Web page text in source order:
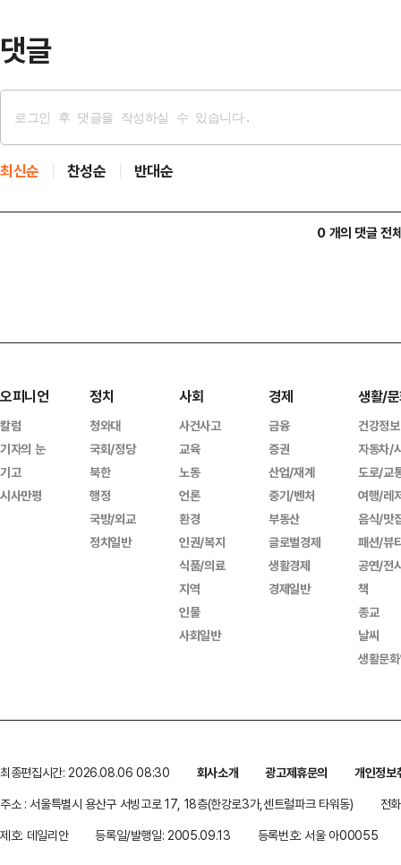
댓글
최신순 찬성순 반대순
0 개의 댓글 전
오피니언
칼럼
기자의 눈
기고
시사만평
정치
청와대
국회/정당
북한
행정
국방/외교
정치일반
사회
사건사고
교육
노동
언론
환경
인권/복지
식품/의료
지역
인물
사회일반
경제
금융
증권
산업/재계
중기/벤처
부동산
글로벌경제
생활경제
경제일반
생활/
건강정보
자동차/
도로/교
여행/레
음식/맛
패션/뷰
공연/전
책
종교
날씨
생활문
최종편집시간: 2026.08.06 08:30 회사소개 광고제휴문의
개인정보
주소 : 서울특별시 용산구 서빙고로 17, 18층(한강로3가,센트럴파크 타워동)
전
제호: 데일리안
등록일/발행일: 2005.09.13 등록번호: 서울 아00055